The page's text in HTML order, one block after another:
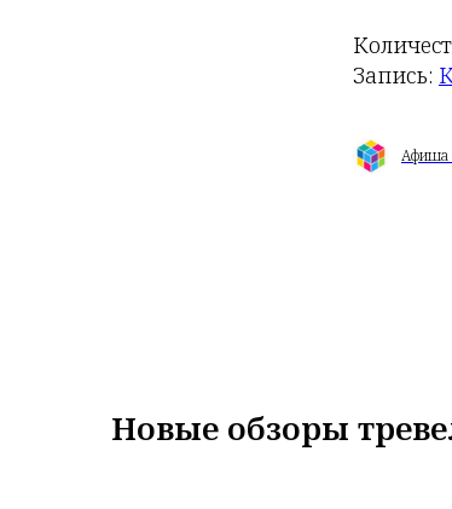
Запись:
Афиша
Новые обзоры